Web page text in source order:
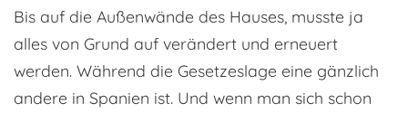
Bis auf die Außenwände des Hauses, musste ja
alles von Grund auf verändert und erneuert
werden. Während die Gesetzeslage eine gänzlich
andere in Spanien ist. Und wenn man sich schon